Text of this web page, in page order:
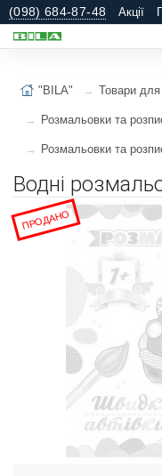
(098) 684-87-48 Акції
"BILA" Товари для
Розмальовки та
Розмальовки та
Водні
ПРОДАНО